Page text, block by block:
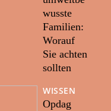
wusste
Familien:
Worauf
Sie achten
sollten
WISSEN
Opdag